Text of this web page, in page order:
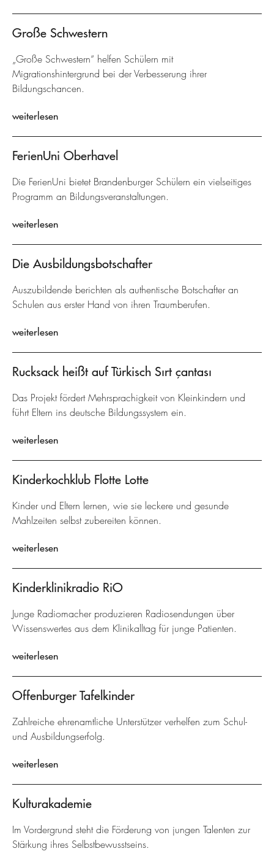
Große Schwestern
„Große Schwestern“ helfen Schülern mit
Migrationshintergrund bei der Verbesserung ihrer
Bildungschancen.
weiterlesen
FerienUni Oberhavel
Die FerienUni bietet Brandenburger Schülern ein vielseitiges
Programm an Bildungsveranstaltungen.
weiterlesen
Die Ausbildungsbotschafter
Auszubildende berichten als authentische Botschafter an
Schulen aus erster Hand von ihren Traumberufen.
weiterlesen
Rucksack heißt auf Türkisch Sırt çantası
Das Projekt fördert Mehrsprachigkeit von Kleinkindern und
führt Eltern ins deutsche Bildungssystem ein.
weiterlesen
Kinderkochklub Flotte Lotte
Kinder und Eltern lernen, wie sie leckere und gesunde
Mahlzeiten selbst zubereiten können.
weiterlesen
Kinderklinikradio RiO
Junge Radiomacher produzieren Radiosendungen über
Wissenswertes aus dem Klinikalltag für junge Patienten.
weiterlesen
Offenburger Tafelkinder
Zahlreiche ehrenamtliche Unterstützer verhelfen zum Schul-
und Ausbildungserfolg.
weiterlesen
Kulturakademie
Im Vordergrund steht die Förderung von jungen Talenten zur
Stärkung ihres Selbstbewusstseins.